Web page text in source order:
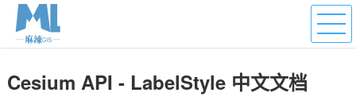
Cesium API - LabelStyle 中文文档